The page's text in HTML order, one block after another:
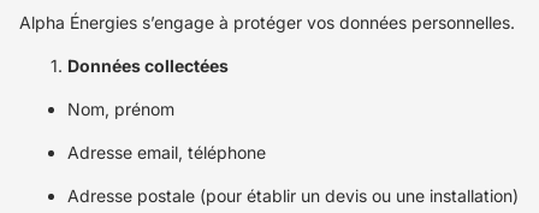
Alpha Énergies s’engage à protéger vos données personnelles.
Données collectées
Nom, prénom
Adresse email, téléphone
Adresse postale (pour établir un devis ou une installation)